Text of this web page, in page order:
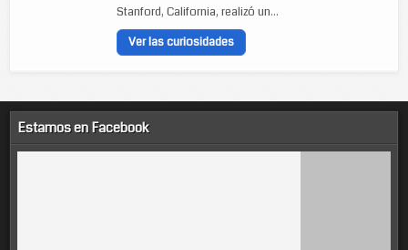
Stanford, California, realizó un...
Ver las curiosidades
Estamos en Facebook